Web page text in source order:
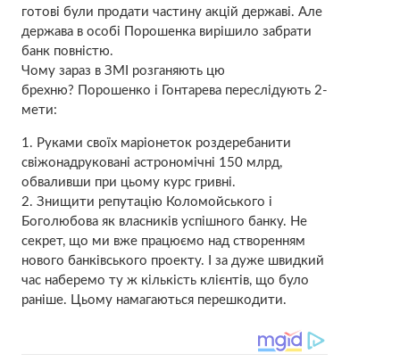
готові були продати частину акцій державі. Але
держава в особі Порошенка вирішило забрати
банк повністю.
Чому зараз в ЗМІ розганяють цю
брехню? Порошенко і Гонтарева переслідують 2-
мети:
1. Руками своїх маріонеток роздеребанити
свіжонадруковані астрономічні 150 млрд,
обваливши при цьому курс гривні.
2. Знищити репутацію Коломойського і
Боголюбова як власників успішного банку. Не
секрет, що ми вже працюємо над створенням
нового банківського проекту. І за дуже швидкий
час наберемо ту ж кількість клієнтів, що було
раніше. Цьому намагаються перешкодити.